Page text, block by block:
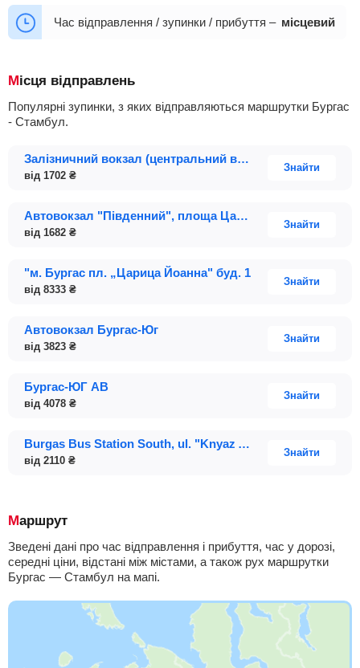
06:30 09:30 +13
00:30 05:30 06:00
Час відправлення / зупинки / прибуття – місцевий
Місця відправлень
Популярні зупинки, з яких відправляються маршрутки Бургас
- Стамбул.
Залізничний вокзал (центральний вхід) вул. Иван Вазов, 1
від 1702 ₴
Знайти
Автовокзал Бургас-Юг
від 3823 ₴
Знайти
Автовокзал "Південний", площа Царица Йоанна
від 1682 ₴
Знайти
Бургас-ЮГ АВ
від 4078 ₴
Знайти
"м. Бургас пл. „Царица Йоанна" буд. 1
від 8333 ₴
Знайти
Burgas Bus Station South, ul. "Knyaz Alexander Batenberg"
від 2110 ₴
Знайти
Маршрут
Зведені дані про час відправлення і прибуття, час у дорозі,
середні ціни, відстані між містами, а також рух маршрутки
Бургас — Стамбул на мапі.